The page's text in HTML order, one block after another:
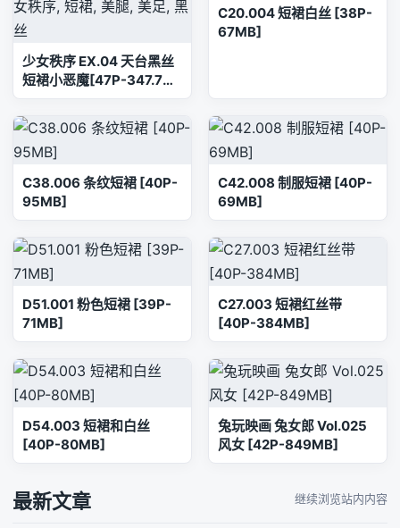
少女秩序 EX.04 天台黑丝
短裙小恶魔[47P-347.7M]
少女秩序, 短裙, 美腿, 美足,
黑丝
C20.004 短裙白丝 [38P-
67MB]
C38.006 条纹短裙 [40P-
95MB]
C42.008 制服短裙 [40P-
69MB]
D51.001 粉色短裙 [39P-
71MB]
C27.003 短裙红丝带
[40P-384MB]
D54.003 短裙和白丝
[40P-80MB]
兔玩映画 兔女郎 Vol.025
风女 [42P-849MB]
最新文章 继续浏览站内内容